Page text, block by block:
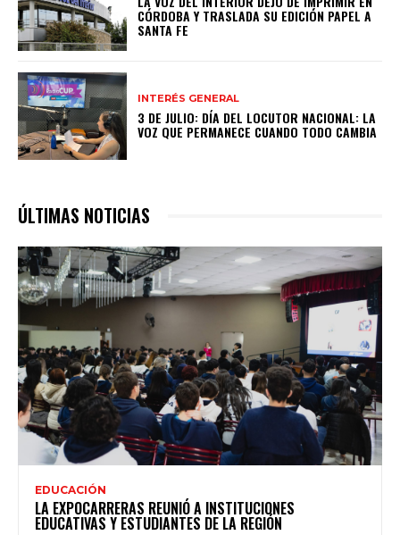
CÓRDOBA Y TRASLADA SU EDICIÓN PAPEL A
SANTA FE
INTERÉS GENERAL
3 DE JULIO: DÍA DEL LOCUTOR NACIONAL: LA
VOZ QUE PERMANECE CUANDO TODO CAMBIA
ÚLTIMAS NOTICIAS
EDUCACIÓN
LA EXPOCARRERAS REUNIÓ A INSTITUCIONES
EDUCATIVAS Y ESTUDIANTES DE LA REGIÓN